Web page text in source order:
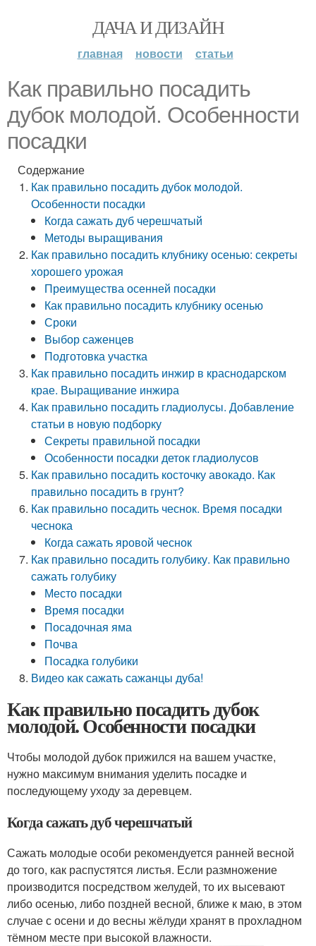
ДАЧА И ДИЗАЙН
главная новости статьи
Как правильно посадить
дубок молодой. Особенности
посадки
Содержание
Как правильно посадить дубок молодой.
Особенности посадки
Когда сажать дуб черешчатый
Методы выращивания
Как правильно посадить клубнику осенью: секреты
хорошего урожая
Преимущества осенней посадки
Как правильно посадить клубнику осенью
Сроки
Выбор саженцев
Подготовка участка
Как правильно посадить инжир в краснодарском
крае. Выращивание инжира
Как правильно посадить гладиолусы. Добавление
статьи в новую подборку
Секреты правильной посадки
Особенности посадки деток гладиолусов
Как правильно посадить косточку авокадо. Как
правильно посадить в грунт?
Как правильно посадить чеснок. Время посадки
чеснока
Когда сажать яровой чеснок
Как правильно посадить голубику. Как правильно
сажать голубику
Место посадки
Время посадки
Посадочная яма
Почва
Посадка голубики
Видео как сажать сажанцы дуба!
Как правильно посадить дубок
молодой. Особенности посадки
Чтобы молодой дубок прижился на вашем участке,
нужно максимум внимания уделить посадке и
последующему уходу за деревцем.
Когда сажать дуб черешчатый
Сажать молодые особи рекомендуется ранней весной
до того, как распустятся листья. Если размножение
производится посредством желудей, то их высевают
либо осенью, либо поздней весной, ближе к маю, в этом
случае с осени и до весны жёлуди хранят в прохладном
тёмном месте при высокой влажности.